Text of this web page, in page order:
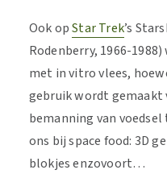
Ook opStar Trek’s
Rodenberry, 1966-
met in vitro vlees,
gebruik wordt gemaakt
bemanning van
ons bij space food: 3D
blokjes enzovoort…